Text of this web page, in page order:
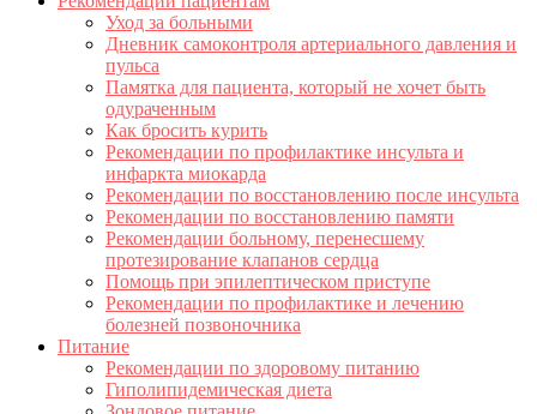
Уход за больными
Дневник самоконтроля артериального давления и
пульса
Памятка для пациента, который не хочет быть
одураченным
Как бросить курить
Рекомендации по профилактике инсульта и
инфаркта миокарда
Рекомендации по восстановлению после инсульта
Рекомендации по восстановлению памяти
Рекомендации больному, перенесшему
протезирование клапанов сердца
Помощь при эпилептическом приступе
Рекомендации по профилактике и лечению
болезней позвоночника
Питание
Рекомендации по здоровому питанию
Гиполипидемическая диета